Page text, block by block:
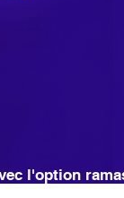
EN LIGNE
LIGNE ICI
l'option